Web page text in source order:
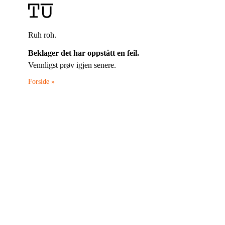
Ruh roh.
Beklager det har oppstått en feil.
Vennligst prøv igjen senere.
Forside »